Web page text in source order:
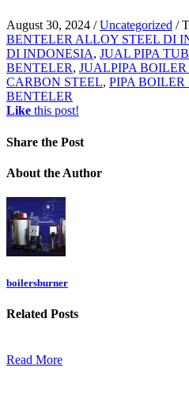
August 30, 2024 / Uncategorized /
BENTELER ALLOY STEEL DI
DI INDONESIA, JUAL PIPA
BENTELER, JUALPIPA
CARBON STEEL, PIPA
BENTELER
Like this post!
Share the Post
About the Author
boilersburner
Related Posts
Read More